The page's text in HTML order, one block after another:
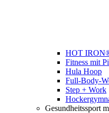
HOT
Fitness mit
Hula Hoop
Full-Body-
Step + Work
Gesundheitssport